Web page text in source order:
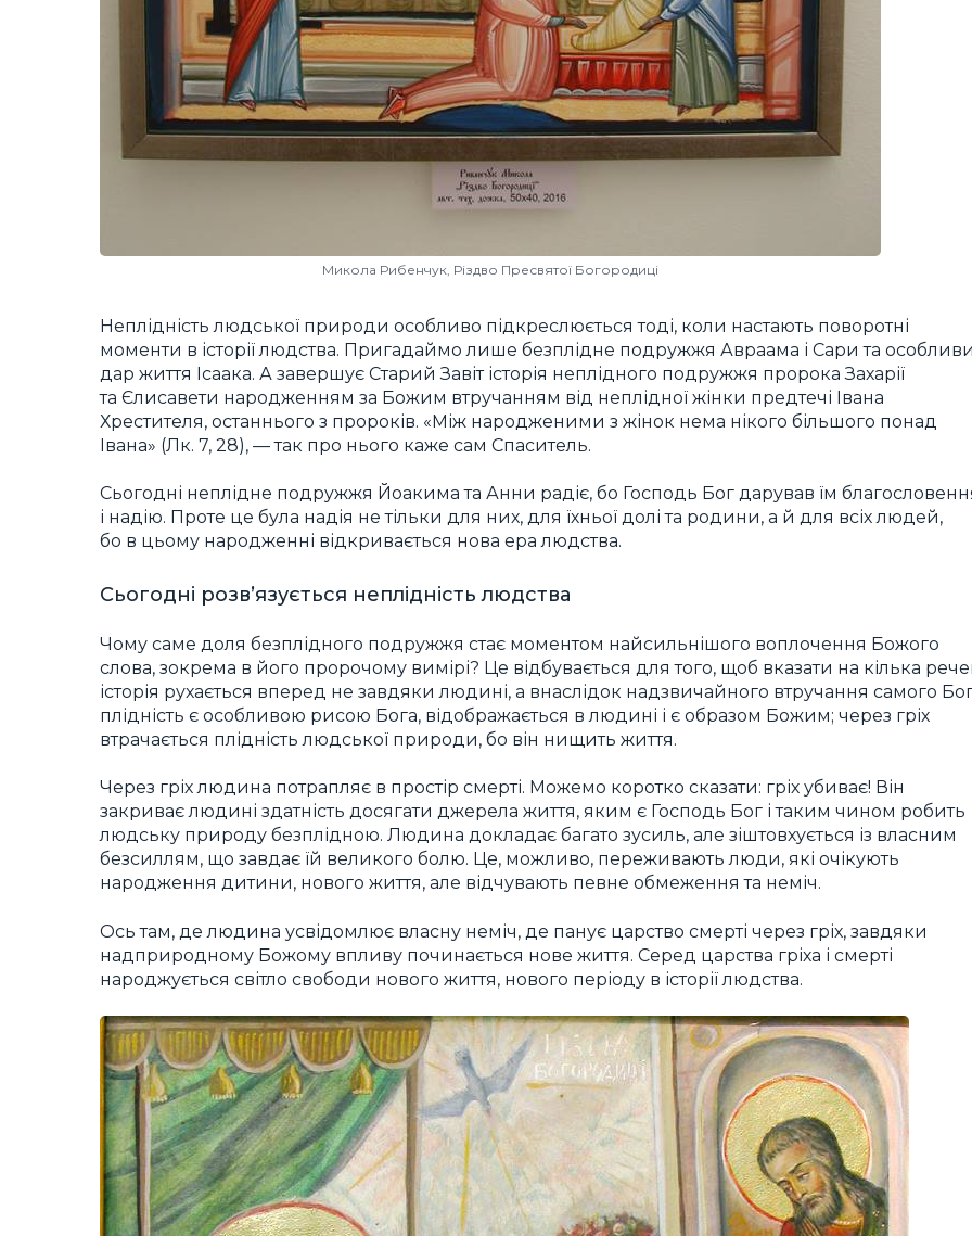
Микола Рибенчук, Різдво Пресвятої Богородиці
Неплідність людської природи особливо підкреслюється тоді, коли настають поворотні
моменти в історії людства. Пригадаймо лише безплідне подружжя Авраама і Сари та
дар життя Ісаака. А завершує Старий Завіт історія неплідного подружжя пророка Захарії
та Єлисавети народженням за Божим втручанням від неплідної жінки предтечі Івана
Хрестителя, останнього з пророків. «Між народженими з жінок нема нікого більшого понад
Івана» (Лк. 7, 28), — так про нього каже сам Спаситель.
Сьогодні неплідне подружжя Йоакима та Анни радіє, бо Господь Бог дарував їм
і надію. Проте це була надія не тільки для них, для їхньої долі та родини, а й для всіх людей,
бо в цьому народженні відкривається нова ера людства.
Сьогодні розв’язується неплідність людства
Чому саме доля безплідного подружжя стає моментом найсильнішого воплочення Божого
слова, зокрема в його пророчому вимірі? Це відбувається для того, щоб вказати на кілька
історія рухається вперед не завдяки людині, а внаслідок надзвичайного втручання самого
плідність є особливою рисою Бога, відображається в людині і є образом Божим; через гріх
втрачається плідність людської природи, бо він нищить життя.
Через гріх людина потрапляє в простір смерті. Можемо коротко сказати: гріх убиває! Він
закриває людині здатність досягати джерела життя, яким є Господь Бог і таким чином робить
людську природу безплідною. Людина докладає багато зусиль, але зіштовхується із власним
безсиллям, що завдає їй великого болю. Це, можливо, переживають люди, які очікують
народження дитини, нового життя, але відчувають певне обмеження та неміч.
Ось там, де людина усвідомлює власну неміч, де панує царство смерті через гріх, завдяки
надприродному Божому впливу починається нове життя. Серед царства гріха і смерті
народжується світло свободи нового життя, нового періоду в історії людства.